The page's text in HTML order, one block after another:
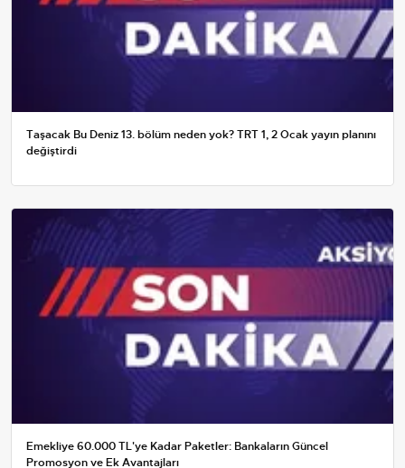
Taşacak Bu Deniz 13. bölüm neden yok? TRT 1, 2 Ocak yayın planını
değiştirdi
Emekliye 60.000 TL'ye Kadar Paketler: Bankaların Güncel
Promosyon ve Ek Avantajları